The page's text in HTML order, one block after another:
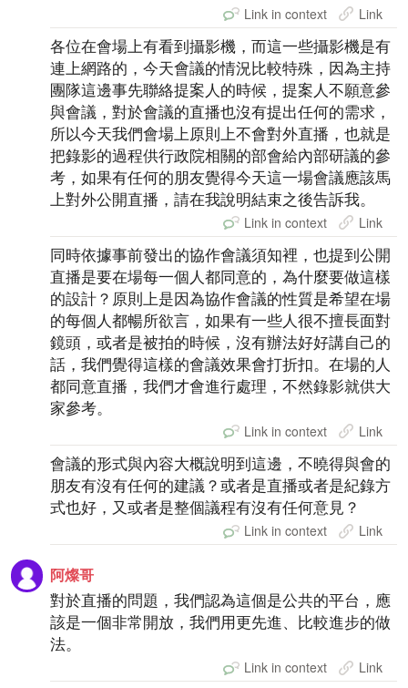
Link in context Link
各位在會場上有看到攝影機，而這一些攝影機是有
連上網路的，今天會議的情況比較特殊，因為主持
團隊這邊事先聯絡提案人的時候，提案人不願意參
與會議，對於會議的直播也沒有提出任何的需求，
所以今天我們會場上原則上不會對外直播，也就是
把錄影的過程供行政院相關的部會給內部研議的參
考，如果有任何的朋友覺得今天這一場會議應該馬
上對外公開直播，請在我說明結束之後告訴我。
Link in context Link
同時依據事前發出的協作會議須知裡，也提到公開
直播是要在場每一個人都同意的，為什麼要做這樣
的設計？原則上是因為協作會議的性質是希望在場
的每個人都暢所欲言，如果有一些人很不擅長面對
鏡頭，或者是被拍的時候，沒有辦法好好講自己的
話，我們覺得這樣的會議效果會打折扣。在場的人
都同意直播，我們才會進行處理，不然錄影就供大
家參考。
Link in context Link
會議的形式與內容大概說明到這邊，不曉得與會的
朋友有沒有任何的建議？或者是直播或者是紀錄方
式也好，又或者是整個議程有沒有任何意見？
Link in context Link
阿燦哥
對於直播的問題，我們認為這個是公共的平台，應
該是一個非常開放，我們用更先進、比較進步的做
法。
Link in context Link